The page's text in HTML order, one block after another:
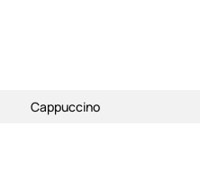
Cappuccino